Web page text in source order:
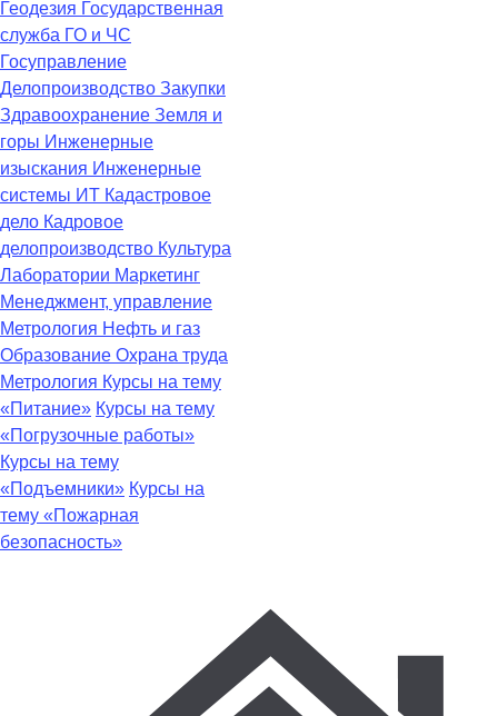
Геодезия Государственная
служба ГО и ЧС
Госуправление
Делопроизводство Закупки
Здравоохранение Земля и
горы Инженерные
изыскания Инженерные
системы ИТ Кадастровое
дело Кадровое
делопроизводство Культура
Лаборатории Маркетинг
Менеджмент, управление
Метрология Нефть и газ
Образование Охрана труда
Метрология Курсы на тему
«Питание» Курсы на тему
«Погрузочные работы»
Курсы на тему
«Подъемники» Курсы на
тему «Пожарная
безопасность»